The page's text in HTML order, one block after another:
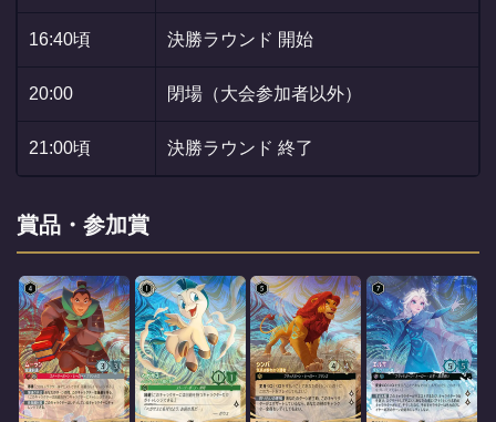
16:40頃 決勝ラウンド 開始
20:00 閉場（大会参加者以外）
21:00頃 決勝ラウンド 終了
賞品・参加賞